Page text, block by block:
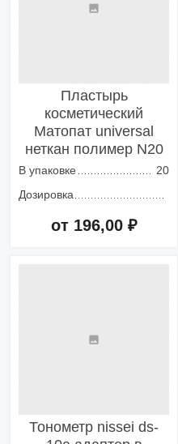
Пластырь
косметический
Матопат universal
неткан полимер N20
В упаковке
20
Дозировка
от 196,00 ₽
Тонометр nissei ds-